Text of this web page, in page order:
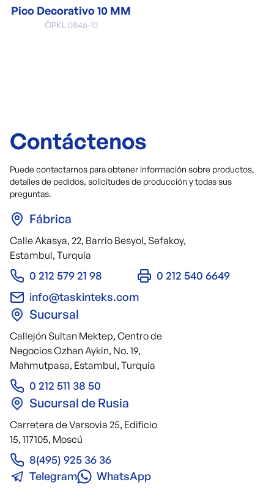
Pico Decorativo 10 MM
ÖPKL 0846-10
Contáctenos
Puede contactarnos para obtener información sobre productos,
detalles de pedidos, solicitudes de producción y todas sus
preguntas.
Fábrica
Calle Akasya, 22, Barrio Besyol, Sefakoy,
Estambul, Turquía
0 212 579 21 98
0 212 540 6649
info@taskinteks.com
Sucursal
Callejón Sultan Mektep, Centro de
Negocios Ozhan Aykin, No. 19,
Mahmutpasa, Estambul, Turquía
0 212 511 38 50
Sucursal de Rusia
Carretera de Varsovia 25, Edificio
15, 117105, Moscú
8(495) 925 36 36
Telegram
WhatsApp